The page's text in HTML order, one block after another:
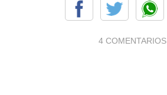
4 COMENTARIOS